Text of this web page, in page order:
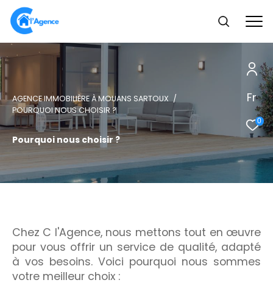
Fr
0
AGENCE IMMOBILIÈRE À MOUANS SARTOUX
POURQUOI NOUS CHOISIR ?
Pourquoi nous choisir ?
Chez C l'Agence, nous mettons tout en œuvre
pour vous offrir un service de qualité, adapté
à vos besoins. Voici pourquoi nous sommes
votre meilleur choix :